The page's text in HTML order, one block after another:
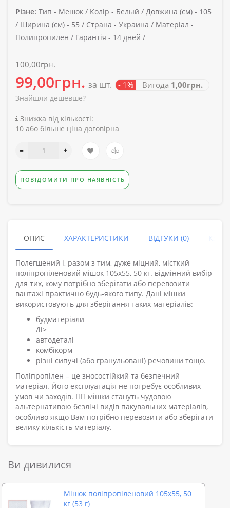
Різне: Тип - Мешок / Колір - Белый / Довжина (см) - 105
/ Ширина (см) - 55 / Страна - Украина / Матеріал -
Полипропилен / Гарантія - 14 дней /
100,00грн.
99,00грн. за шт. - 1% Вигода 1,00грн.
Знайшли дешевше?
Знижка від кількості:
10 або більше ціна договірна
ПОВІДОМИТИ ПРО НАЯВНІСТЬ
ОПИС ХАРАКТЕРИСТИКИ ВІДГУКИ (0)
Полегшений і, разом з тим, дуже міцний, місткий
поліпропіленовий мішок 105х55, 50 кг. відмінний вибір
для тих, кому потрібно зберігати або перевозити
вантажі практично будь-якого типу. Дані мішки
використовують для зберігання таких матеріалів:
будматеріали
/li>
автодеталі
комбікорм
різні сипучі (або гранульовані) речовини тощо.
Поліпропілен – це зносостійкий та безпечний
матеріал. Його експлуатація не потребує особливих
умов чи заходів. ПП мішки стануть чудовою
альтернативою безлічі видів пакувальних матеріалів,
особливо якщо Вам потрібно перевозити або зберігати
велику кількість матеріалу.
Ви дивилися
Мішок поліпропіленовий 105х55, 50
кг (53 г)